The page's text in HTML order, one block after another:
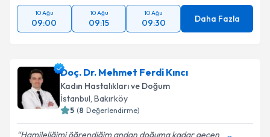
10 Ağu
09:00
10 Ağu
09:15
10 Ağu
09:30 Daha Fazla
Doç. Dr. Mehmet Ferdi Kıncı
Kadın Hastalıkları ve Doğum
İstanbul, Bakırköy
5 (8 Değerlendirme)
Hamileliğimi öğrendiğim andan doğuma kadar geçen